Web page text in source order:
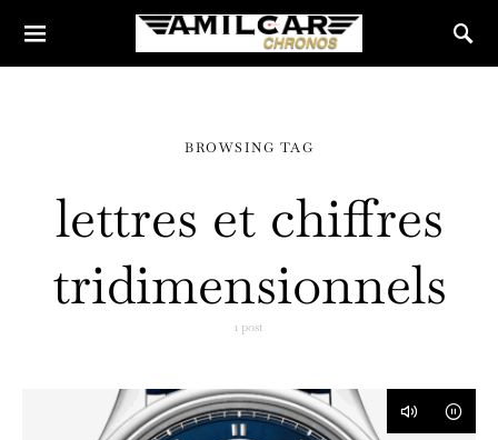
BROWSING TAG
lettres et chiffres
tridimensionnels
1 post